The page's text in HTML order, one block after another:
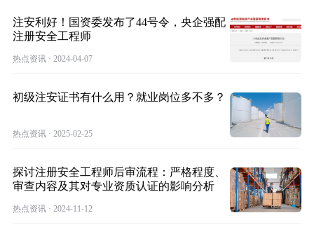
注安利好！国资委发布了44号令，央企强配
注册安全工程师
热点资讯 · 2024-04-07
初级注安证书有什么用？就业岗位多不多？
热点资讯 · 2025-02-25
探讨注册安全工程师后审流程：严格程度、
审查内容及其对专业资质认证的影响分析
热点资讯 · 2024-11-12